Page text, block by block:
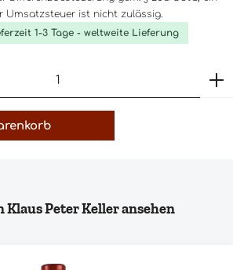
Umsatzsteuer ist nicht zulässig.
1-3 Tage - weltweite Lieferung
Gib den gewünschten Wert
Peter Keller ansehen